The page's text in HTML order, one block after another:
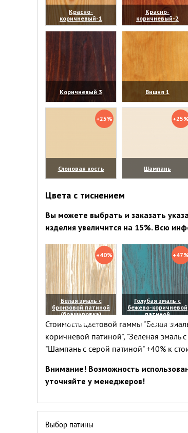
Красно-
коричневый-1
(увеличить)
Красно-
коричневый-2
(увеличить)
Коричневый 3
(увеличить)
Вишня 1
(увеличить)
+25%
Слоновая кость
(увеличить)
+25%
Шампань
(увеличить)
Цвета с тиснением
Вы можете выбрать и заказать
изделия увеличится на 15%. Всю
+40%
Белая эмаль с
бронзовой патиной
(брашировка)
(увеличить)
+47%
Голубая эмаль с
бежево-коричневой
патиной
(увеличить)
Стоимость цветовой гаммы "Белая
коричневой патиной", "Зеленая
"Шампань с серой патиной" +40% к
Внимание! Возможность
уточняйте у менеджеров!
Выбор патины